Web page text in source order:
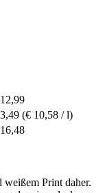
(€ 10,58 / l)
Print daher.